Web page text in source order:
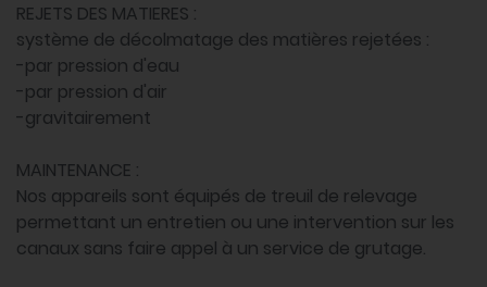
REJETS DES MATIERES :
système de décolmatage des matières rejetées :
-par pression d'eau
-par pression d'air
-gravitairement
MAINTENANCE :
Nos appareils sont équipés de treuil de relevage
permettant un entretien ou une intervention sur les
canaux sans faire appel à un service de grutage.